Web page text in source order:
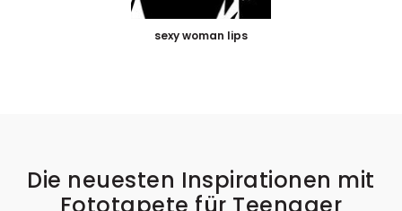
sexy woman lips
Die neuesten Inspirationen mit